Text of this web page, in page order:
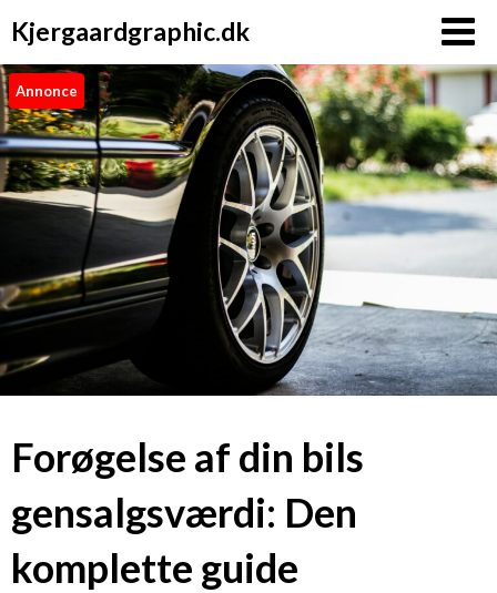
Kjergaardgraphic.dk
Annonce
Forøgelse af din bils
gensalgsværdi: Den
komplette guide